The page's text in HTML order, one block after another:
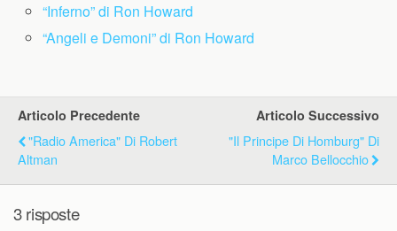
“Inferno” di Ron Howard
“Angeli e Demoni” di Ron Howard
Articolo Precedente
"Radio America" Di Robert
Altman
Articolo Successivo
"Il Principe Di Homburg" Di
Marco Bellocchio
3 risposte